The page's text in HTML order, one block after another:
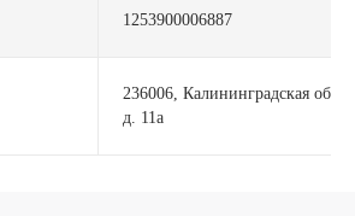
1253900006887
236006, Калининградская
д. 11а